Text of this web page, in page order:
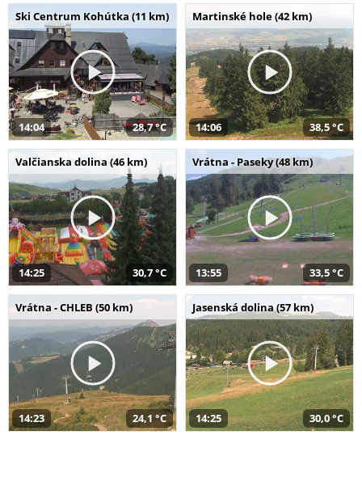
Ski Centrum Kohútka (11 km)
14:04 28,7 °C
Martinské hole (42 km)
14:06 38,5 °C
Valčianska dolina (46 km)
14:25 30,7 °C
Vrátna - Paseky (48 km)
13:55 33,5 °C
Vrátna - CHLEB (50 km)
14:23 24,1 °C
Jasenská dolina (57 km)
14:25 30,0 °C